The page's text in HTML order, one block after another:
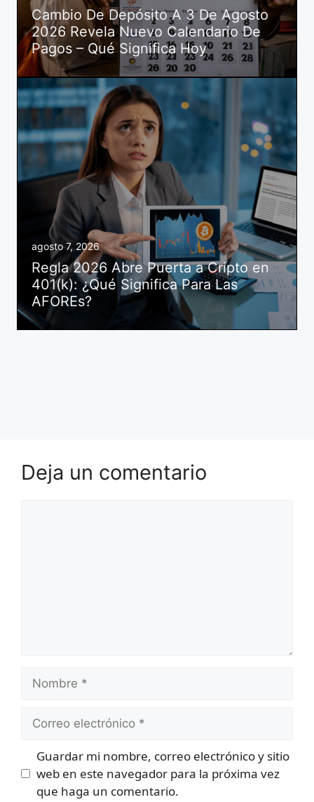
Cambio De Depósito A 3 De Agosto
2026 Revela Nuevo Calendario De
Pagos – Qué Significa Hoy
agosto 7, 2026
Regla 2026 Abre Puerta a Cripto en
401(k): ¿Qué Significa Para Las
AFOREs?
Deja un comentario
electrónico
Guardar mi nombre, correo electrónico y sitio
web en este navegador para la próxima vez
que haga un comentario.